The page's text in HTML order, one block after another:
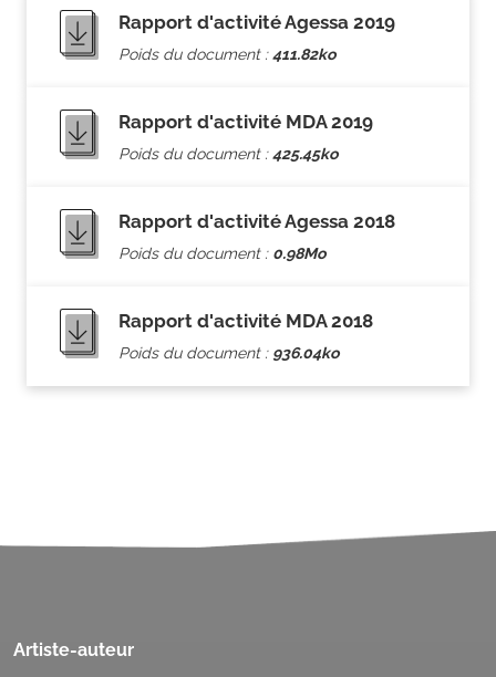
Rapport d'activité Agessa 2019
Poids du document :411.82ko
Rapport d'activité MDA 2019
Poids du document :425.45ko
Rapport d'activité Agessa 2018
Poids du document : 0.98Mo
Rapport d'activité MDA 2018
Poids du document : 936.04ko
Artiste-auteur